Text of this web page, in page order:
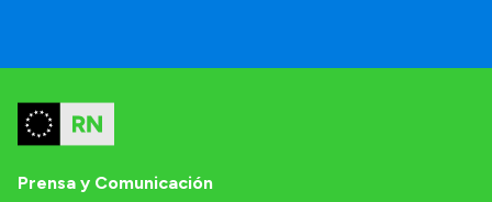
Prensa y Comunicación